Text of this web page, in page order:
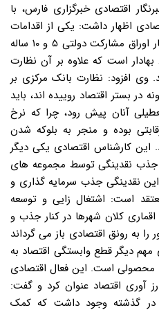
اقتصادی خبرگزاری فارس، با
اظهار داشت: یکی از اقدامات
قابل اتکا برای خروج از رکود انتشار اوراق مشارکت دولتی ۵ و ۱۰ ساله
بهادار است که علاوه بر آن نظارت
وی افزود: نظارت بانک مرکزی بر
در بستر اقتصاد روییده اند، باید
آنان پیش رود، چرا که نرخ
بوده و منجر به بلوکه شدن
کارشناس اقتصادی یکی دیگر
جذب نقدینگی توسط مجموعه های
نقدینگی جذب سرمایه گذاری و
است: اشتغال زایی و توسعه
کلان شهرها در کنار جذب و
به رونق اقتصادی باز می گرداند
مهم دیگر قطع وابستگی اقتصاد به
است. این فعال اقتصادی
آوری اقتصاد عنوان کرد و گفت:
در گذشته وجود داشت که کمک